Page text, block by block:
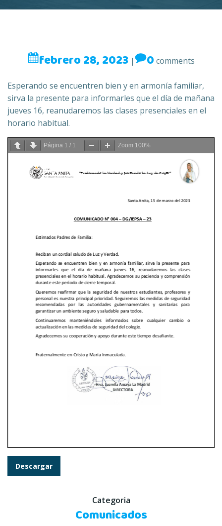
febrero 28, 2023 | 0 comments
Esperando se encuentren bien y en armonía familiar,
sirva la presente para informarles que el día de mañana
jueves 16, reanudaremos las clases presenciales en el
horario habitual.
Página 1 / 1 Zoom 100%
Descargar
Categoria
Comunicados